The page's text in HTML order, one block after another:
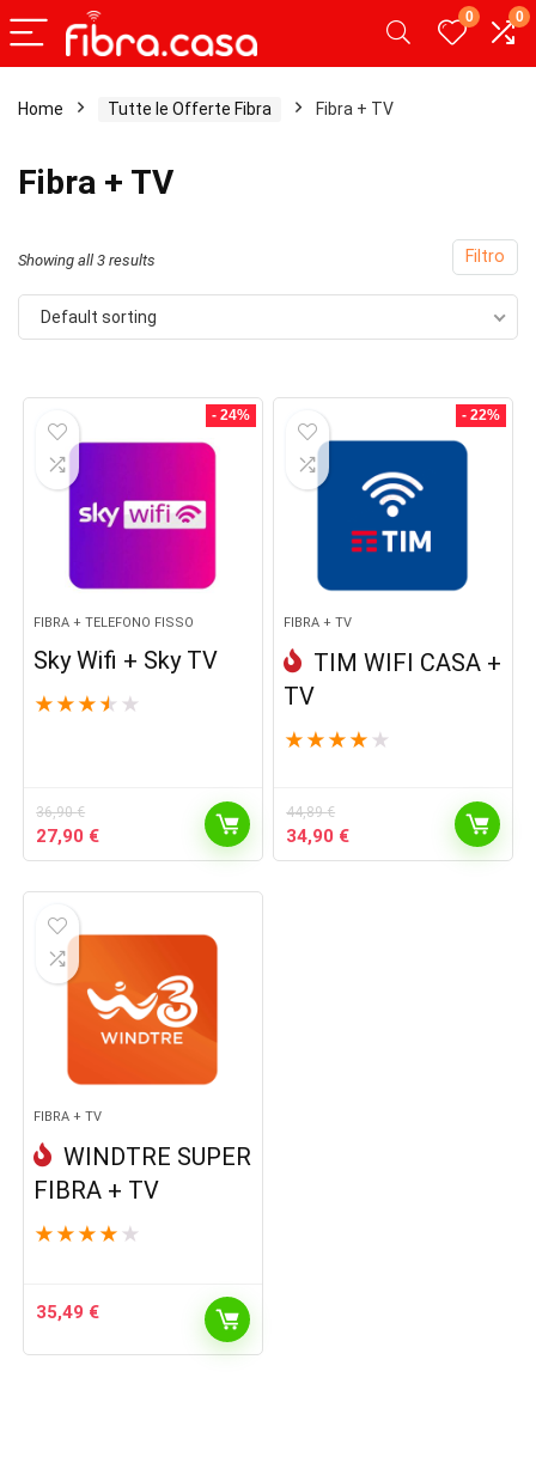
0 0
Home Tutte le Offerte Fibra Fibra + TV
Fibra + TV
Filtro
Showing all 3 results
Default sorting
- 24%
FIBRA + TELEFONO FISSO
Sky Wifi + Sky TV
★ ★ ★ ★ ★
36,90€
Original
price
27,90 €Current
price
- 22%
FIBRA + TV
TIM WIFI CASA +
TV
★ ★ ★ ★ ★
44,89€
Original
price
34,90 €Current
price
FIBRA + TV
WINDTRE SUPER
FIBRA + TV
★ ★ ★ ★ ★
35,49 €